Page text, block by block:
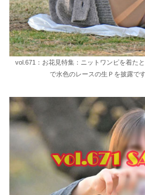
vol.671：お花見特集：ニットワンピを着た
で水色のレースの生Ｐを披露で